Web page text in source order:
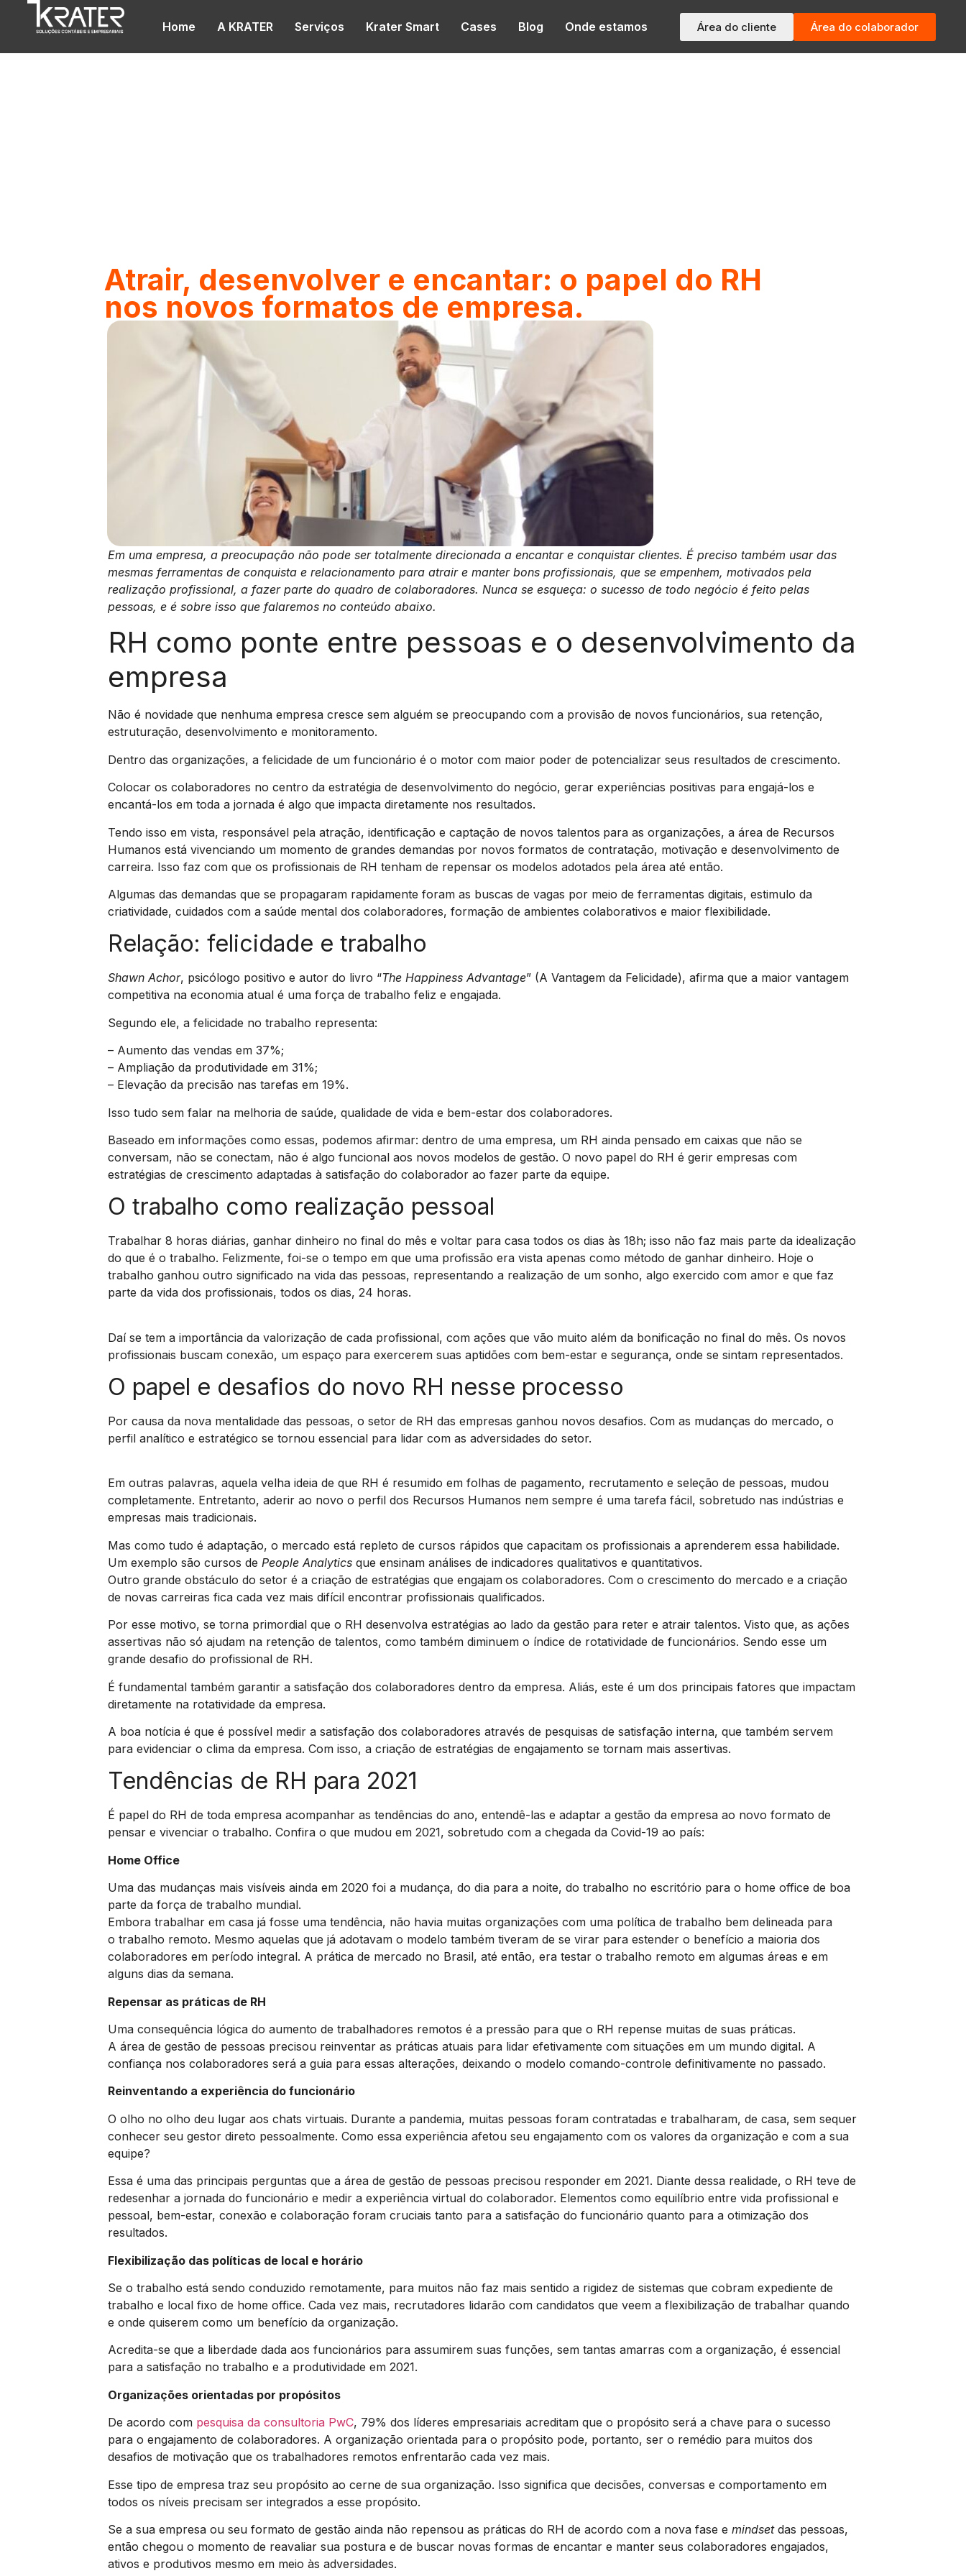
Home A KRATER Serviços Krater Smart Cases Blog Onde estamos Área do cliente Área do colaborador
Atrair, desenvolver e encantar: o papel do RH
nos novos formatos de empresa.
Em uma empresa, a preocupação não pode ser totalmente direcionada a encantar e conquistar clientes. É preciso também usar das
mesmas ferramentas de conquista e relacionamento para atrair e manter bons profissionais, que se empenhem, motivados pela
realização profissional, a fazer parte do quadro de colaboradores. Nunca se esqueça: o sucesso de todo negócio é feito pelas
pessoas, e é sobre isso que falaremos no conteúdo abaixo.
RH como ponte entre pessoas e o desenvolvimento da
empresa
Não é novidade que nenhuma empresa cresce sem alguém se preocupando com a provisão de novos funcionários, sua retenção,
estruturação, desenvolvimento e monitoramento.
Dentro das organizações, a felicidade de um funcionário é o motor com maior poder de potencializar seus resultados de crescimento.
Colocar os colaboradores no centro da estratégia de desenvolvimento do negócio, gerar experiências positivas para engajá-los e
encantá-los em toda a jornada é algo que impacta diretamente nos resultados.
Tendo isso em vista, responsável pela atração, identificação e captação de novos talentos para as organizações, a área de Recursos
Humanos está vivenciando um momento de grandes demandas por novos formatos de contratação, motivação e desenvolvimento de
carreira. Isso faz com que os profissionais de RH tenham de repensar os modelos adotados pela área até então.
Algumas das demandas que se propagaram rapidamente foram as buscas de vagas por meio de ferramentas digitais, estimulo da
criatividade, cuidados com a saúde mental dos colaboradores, formação de ambientes colaborativos e maior flexibilidade.
Relação: felicidade e trabalho
Shawn Achor, psicólogo positivo e autor do livro “The Happiness Advantage” (A Vantagem da Felicidade), afirma que a maior vantagem
competitiva na economia atual é uma força de trabalho feliz e engajada.
Segundo ele, a felicidade no trabalho representa:
– Aumento das vendas em 37%;
– Ampliação da produtividade em 31%;
– Elevação da precisão nas tarefas em 19%.
Isso tudo sem falar na melhoria de saúde, qualidade de vida e bem-estar dos colaboradores.
Baseado em informações como essas, podemos afirmar: dentro de uma empresa, um RH ainda pensado em caixas que não se
conversam, não se conectam, não é algo funcional aos novos modelos de gestão. O novo papel do RH é gerir empresas com
estratégias de crescimento adaptadas à satisfação do colaborador ao fazer parte da equipe.
O trabalho como realização pessoal
Trabalhar 8 horas diárias, ganhar dinheiro no final do mês e voltar para casa todos os dias às 18h; isso não faz mais parte da idealização
do que é o trabalho. Felizmente, foi-se o tempo em que uma profissão era vista apenas como método de ganhar dinheiro. Hoje o
trabalho ganhou outro significado na vida das pessoas, representando a realização de um sonho, algo exercido com amor e que faz
parte da vida dos profissionais, todos os dias, 24 horas.
Daí se tem a importância da valorização de cada profissional, com ações que vão muito além da bonificação no final do mês. Os novos
profissionais buscam conexão, um espaço para exercerem suas aptidões com bem-estar e segurança, onde se sintam representados.
O papel e desafios do novo RH nesse processo
Por causa da nova mentalidade das pessoas, o setor de RH das empresas ganhou novos desafios. Com as mudanças do mercado, o
perfil analítico e estratégico se tornou essencial para lidar com as adversidades do setor.
Em outras palavras, aquela velha ideia de que RH é resumido em folhas de pagamento, recrutamento e seleção de pessoas, mudou
completamente. Entretanto, aderir ao novo o perfil dos Recursos Humanos nem sempre é uma tarefa fácil, sobretudo nas indústrias e
empresas mais tradicionais.
Mas como tudo é adaptação, o mercado está repleto de cursos rápidos que capacitam os profissionais a aprenderem essa habilidade.
Um exemplo são cursos de People Analytics que ensinam análises de indicadores qualitativos e quantitativos.
Outro grande obstáculo do setor é a criação de estratégias que engajam os colaboradores. Com o crescimento do mercado e a criação
de novas carreiras fica cada vez mais difícil encontrar profissionais qualificados.
Por esse motivo, se torna primordial que o RH desenvolva estratégias ao lado da gestão para reter e atrair talentos. Visto que, as ações
assertivas não só ajudam na retenção de talentos, como também diminuem o índice de rotatividade de funcionários. Sendo esse um
grande desafio do profissional de RH.
É fundamental também garantir a satisfação dos colaboradores dentro da empresa. Aliás, este é um dos principais fatores que impactam
diretamente na rotatividade da empresa.
A boa notícia é que é possível medir a satisfação dos colaboradores através de pesquisas de satisfação interna, que também servem
para evidenciar o clima da empresa. Com isso, a criação de estratégias de engajamento se tornam mais assertivas.
Tendências de RH para 2021
É papel do RH de toda empresa acompanhar as tendências do ano, entendê-las e adaptar a gestão da empresa ao novo formato de
pensar e vivenciar o trabalho. Confira o que mudou em 2021, sobretudo com a chegada da Covid-19 ao país:
Home Office
Uma das mudanças mais visíveis ainda em 2020 foi a mudança, do dia para a noite, do trabalho no escritório para o home office de boa
parte da força de trabalho mundial.
Embora trabalhar em casa já fosse uma tendência, não havia muitas organizações com uma política de trabalho bem delineada para
o trabalho remoto. Mesmo aquelas que já adotavam o modelo também tiveram de se virar para estender o benefício a maioria dos
colaboradores em período integral. A prática de mercado no Brasil, até então, era testar o trabalho remoto em algumas áreas e em
alguns dias da semana.
Repensar as práticas de RH
Uma consequência lógica do aumento de trabalhadores remotos é a pressão para que o RH repense muitas de suas práticas.
A área de gestão de pessoas precisou reinventar as práticas atuais para lidar efetivamente com situações em um mundo digital. A
confiança nos colaboradores será a guia para essas alterações, deixando o modelo comando-controle definitivamente no passado.
Reinventando a experiência do funcionário
O olho no olho deu lugar aos chats virtuais. Durante a pandemia, muitas pessoas foram contratadas e trabalharam, de casa, sem sequer
conhecer seu gestor direto pessoalmente. Como essa experiência afetou seu engajamento com os valores da organização e com a sua
equipe?
Essa é uma das principais perguntas que a área de gestão de pessoas precisou responder em 2021. Diante dessa realidade, o RH teve de
redesenhar a jornada do funcionário e medir a experiência virtual do colaborador. Elementos como equilíbrio entre vida profissional e
pessoal, bem-estar, conexão e colaboração foram cruciais tanto para a satisfação do funcionário quanto para a otimização dos
resultados.
Flexibilização das políticas de local e horário
Se o trabalho está sendo conduzido remotamente, para muitos não faz mais sentido a rigidez de sistemas que cobram expediente de
trabalho e local fixo de home office. Cada vez mais, recrutadores lidarão com candidatos que veem a flexibilização de trabalhar quando
e onde quiserem como um benefício da organização.
Acredita-se que a liberdade dada aos funcionários para assumirem suas funções, sem tantas amarras com a organização, é essencial
para a satisfação no trabalho e a produtividade em 2021.
Organizações orientadas por propósitos
De acordo com pesquisa da consultoria PwC, 79% dos líderes empresariais acreditam que o propósito será a chave para o sucesso
para o engajamento de colaboradores. A organização orientada para o propósito pode, portanto, ser o remédio para muitos dos
desafios de motivação que os trabalhadores remotos enfrentarão cada vez mais.
Esse tipo de empresa traz seu propósito ao cerne de sua organização. Isso significa que decisões, conversas e comportamento em
todos os níveis precisam ser integrados a esse propósito.
Se a sua empresa ou seu formato de gestão ainda não repensou as práticas do RH de acordo com a nova fase e mindsetdas pessoas,
então chegou o momento de reavaliar sua postura e de buscar novas formas de encantar e manter seus colaboradores engajados,
ativos e produtivos mesmo em meio às adversidades.